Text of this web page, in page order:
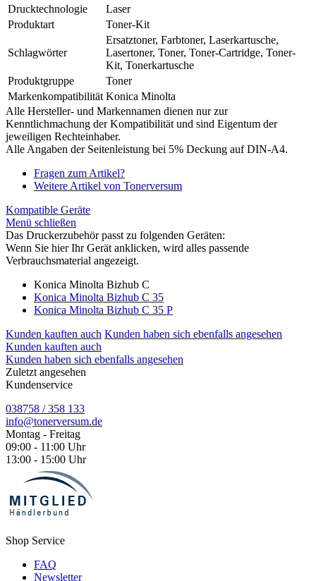
Drucktechnologie
Laser
Produktart
Toner-Kit
Schlagwörter
Ersatztoner, Farbtoner, Laserkartusche,
Lasertoner, Toner, Toner-Cartridge, Toner-
Kit, Tonerkartusche
Produktgruppe
Toner
Markenkompatibilität Konica Minolta
Alle Hersteller- und Markennamen dienen nur zur
Kenntlichmachung der Kompatibilität und sind Eigentum der
jeweiligen Rechteinhaber.
Alle Angaben der Seitenleistung bei 5% Deckung auf DIN-A4.
Fragen zum Artikel?
Weitere Artikel von Tonerversum
Kompatible Geräte
Menü schließen
Das Druckerzubehör passt zu folgenden Geräten:
Wenn Sie hier Ihr Gerät anklicken, wird alles passende
Verbrauchsmaterial angezeigt.
Konica Minolta Bizhub C
Konica Minolta Bizhub C 35
Konica Minolta Bizhub C 35 P
Kunden kauften auch Kunden haben sich ebenfalls angesehen
Kunden kauften auch
Kunden haben sich ebenfalls angesehen
Zuletzt angesehen
Kundenservice
038758 / 358 133
info@tonerversum.de
Montag - Freitag
09:00 - 11:00 Uhr
13:00 - 15:00 Uhr
Shop Service
FAQ
Newsletter